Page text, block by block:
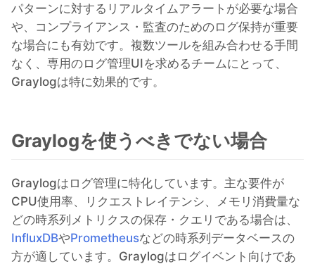
パターンに対するリアルタイムアラートが必要な場合
や、コンプライアンス・監査のためのログ保持が重要
な場合にも有効です。複数ツールを組み合わせる手間
なく、専用のログ管理UIを求めるチームにとって、
Graylogは特に効果的です。
Graylogを使うべきでない場合
Graylogはログ管理に特化しています。主な要件が
CPU使用率、リクエストレイテンシ、メモリ消費量な
どの時系列メトリクスの保存・クエリである場合は、
InfluxDBやPrometheusなどの時系列データベースの
方が適しています。Graylogはログイベント向けであ